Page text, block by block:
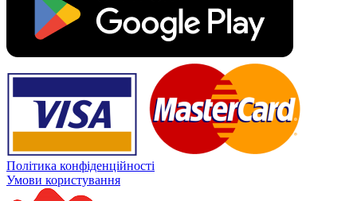
Політика конфіденційності
Умови користування